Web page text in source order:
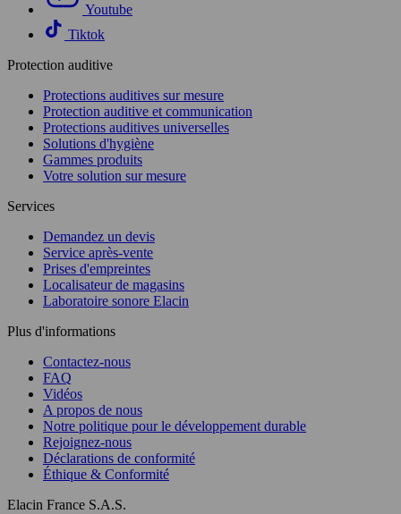
Youtube
Tiktok
Protection auditive
Protections auditives sur mesure
Protection auditive et communication
Protections auditives universelles
Solutions d'hygiène
Gammes produits
Votre solution sur mesure
Services
Demandez un devis
Service après-vente
Prises d'empreintes
Localisateur de magasins
Laboratoire sonore Elacin
Plus d'informations
Contactez-nous
FAQ
Vidéos
A propos de nous
Notre politique pour le développement durable
Rejoignez-nous
Déclarations de conformité
Éthique & Conformité
Elacin France S.A.S.